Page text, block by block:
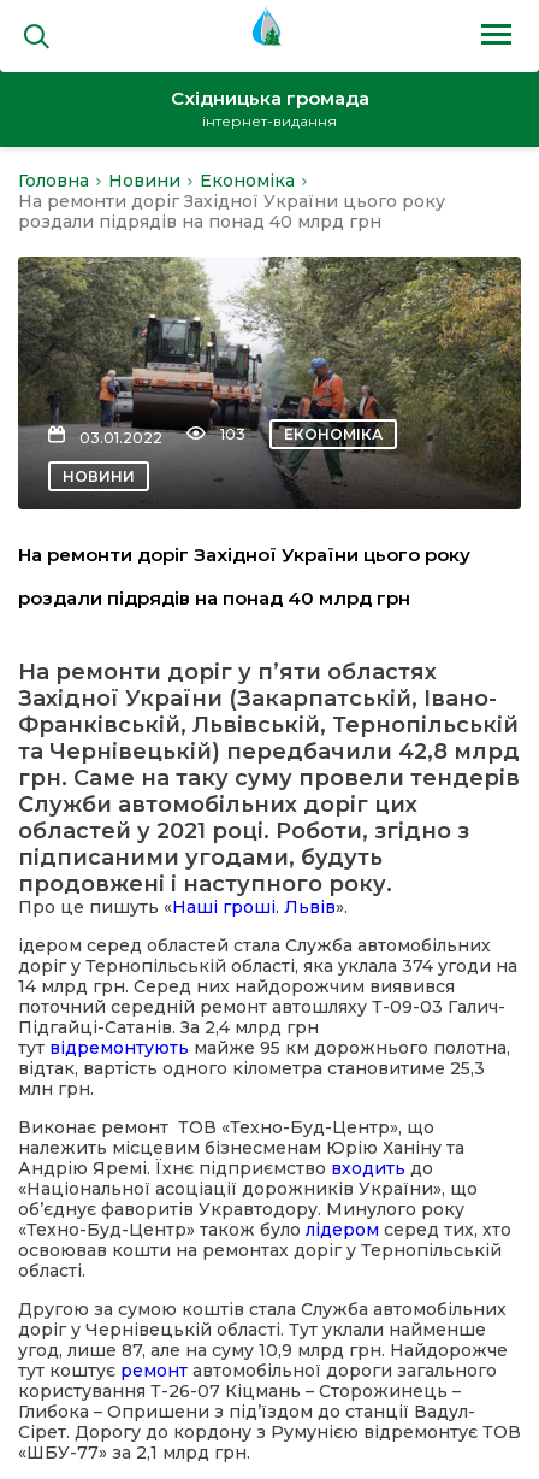
Східницька громада
інтернет-видання
Головна Новини
Економіка
На ремонти доріг Західної України цього року
роздали підрядів на понад 40 млрд грн
03.01.2022 103 ЕКОНОМІКА
НОВИНИ
На ремонти доріг Західної України цього року
роздали підрядів на понад 40 млрд грн
На ремонти доріг у п’яти областях
Західної України (Закарпатській, Івано-
Франківській, Львівській, Тернопільській
та Чернівецькій) передбачили 42,8 млрд
грн. Саме на таку суму провели тендерів
Служби автомобільних доріг цих
областей у 2021 році. Роботи, згідно з
підписаними угодами, будуть
продовжені і наступного року.
Про це пишуть «Наші гроші. Львів».
ідером серед областей стала Служба автомобільних
доріг у Тернопільській області, яка уклала 374 угоди на
14 млрд грн. Серед них найдорожчим виявився
поточний середній ремонт автошляху Т-09-03 Галич-
Підгайці-Сатанів. За 2,4 млрд грн
тут відремонтують майже 95 км дорожнього полотна,
відтак, вартість одного кілометра становитиме 25,3
млн грн.
Виконає ремонт ТОВ «Техно-Буд-Центр», що
належить місцевим бізнесменам Юрію Ханіну та
Андрію Яремі. Їхнє підприємство входить до
«Національної асоціації дорожників України», що
об’єднує фаворитів Укравтодору. Минулого року
«Техно-Буд-Центр» також було лідером серед тих, хто
освоював кошти на ремонтах доріг у Тернопільській
області.
Другою за сумою коштів стала Служба автомобільних
доріг у Чернівецькій області. Тут уклали найменше
угод, лише 87, але на суму 10,9 млрд грн. Найдорожче
тут коштує ремонт автомобільної дороги загального
користування Т-26-07 Кіцмань – Сторожинець –
Глибока – Опришени з під’їздом до станції Вадул-
Сірет. Дорогу до кордону з Румунією відремонтує ТОВ
«ШБУ-77» за 2,1 млрд грн.